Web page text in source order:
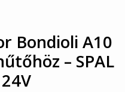
Bondioli A10
– SPAL